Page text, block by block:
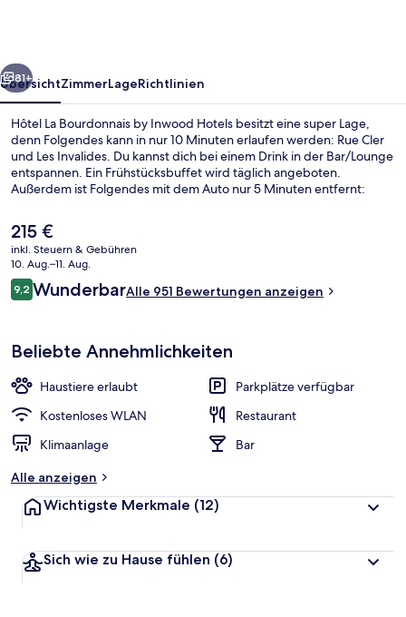
Weiter
81+
ÜbersichtZimmerLageRichtlinien
Hôtel La Bourdonnais by Inwood Hotels besitzt eine super Lage,
denn Folgendes kann in nur 10 Minuten erlaufen werden: Rue Cler
und Les Invalides. Du kannst dich bei einem Drink in der Bar/Lounge
entspannen. Ein Frühstücksbuffet wird täglich angeboten.
Außerdem ist Folgendes mit dem Auto nur 5 Minuten entfernt:
hilfsbereite Personal und die Lage sehr gut. Die öffentlichen
Verkehrsmittel sind nur einen kurzen Fußmarsch entfernt: Zur U-
Bahn-Station École Militaire sind es nur wenige Schritte und zur U-
Bahn-Station La Tour-Maubourg 8 Minuten.
Der
aktuelle
Preis
beträgt
215 €.
215 €
inkl. Steuern & Gebühren
10. Aug.–11. Aug.
Bewertungen
9,29,2 von 10.
WunderbarAlle 951 Bewertungen anzeigen
Beliebte Annehmlichkeiten
Haustiere erlaubt
Parkplätze verfügbar
Kostenloses WLAN
Restaurant
Klimaanlage
Bar
Alle anzeigen
Wichtigste Merkmale (12)
Sich wie zu Hause fühlen (6)